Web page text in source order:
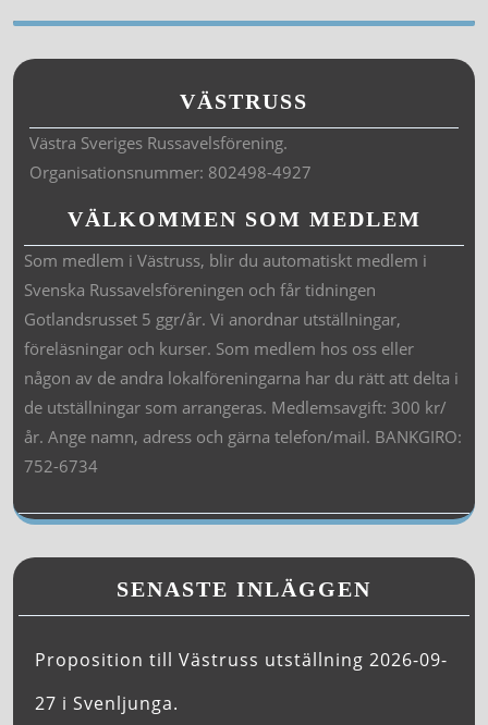
VÄSTRUSS
Västra Sveriges Russavelsförening.
Organisationsnummer: 802498-4927
VÄLKOMMEN SOM MEDLEM
Som medlem i Västruss, blir du automatiskt medlem i
Svenska Russavelsföreningen och får tidningen
Gotlandsrusset 5 ggr/år. Vi anordnar utställningar,
föreläsningar och kurser. Som medlem hos oss eller
någon av de andra lokalföreningarna har du rätt att delta i
de utställningar som arrangeras. Medlemsavgift: 300 kr/
år. Ange namn, adress och gärna telefon/mail. BANKGIRO:
752-6734
SENASTE INLÄGGEN
Proposition till Västruss utställning 2026-09-
27 i Svenljunga.